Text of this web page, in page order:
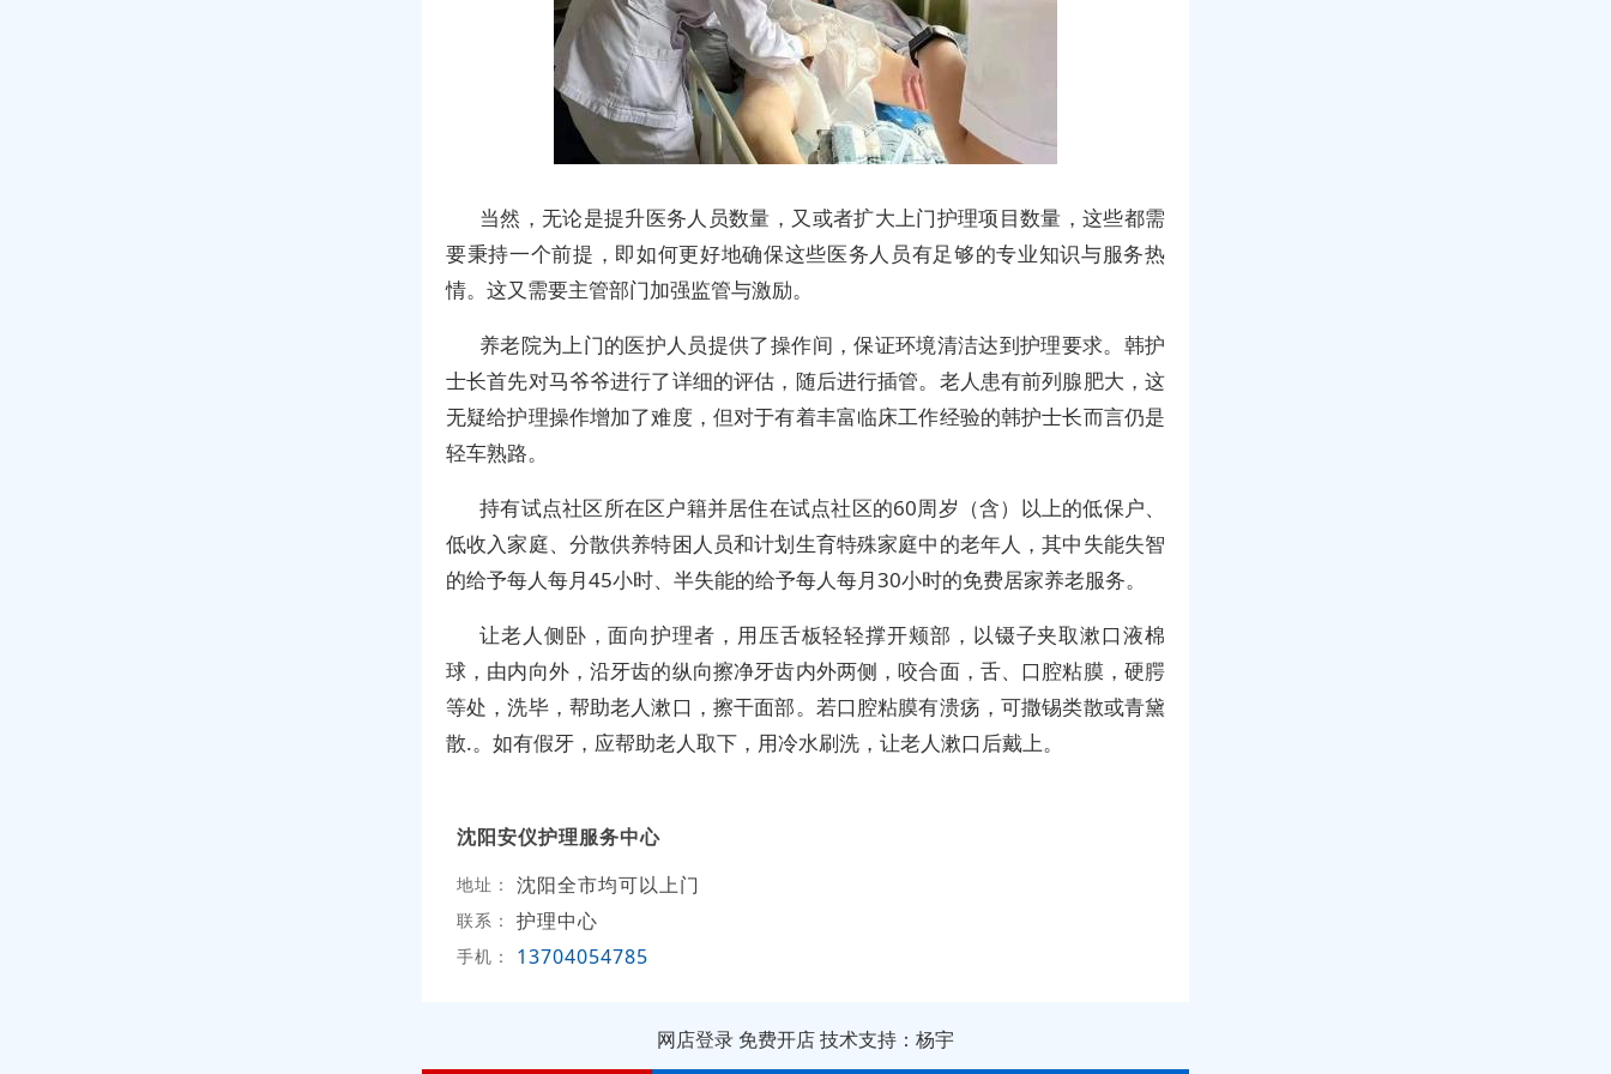
当然，无论是提升医务人员数量，又或者扩大上门护理项目数量，这些都需
要秉持一个前提，即如何更好地确保这些医务人员有足够的专业知识与服务热
情。这又需要主管部门加强监管与激励。
养老院为上门的医护人员提供了操作间，保证环境清洁达到护理要求。韩护
士长首先对马爷爷进行了详细的评估，随后进行插管。老人患有前列腺肥大，这
无疑给护理操作增加了难度，但对于有着丰富临床工作经验的韩护士长而言仍是
轻车熟路。
持有试点社区所在区户籍并居住在试点社区的60周岁（含）以上的低保户、
低收入家庭、分散供养特困人员和计划生育特殊家庭中的老年人，其中失能失智
的给予每人每月45小时、半失能的给予每人每月30小时的免费居家养老服务。
让老人侧卧，面向护理者，用压舌板轻轻撑开颊部，以镊子夹取漱口液棉
球，由内向外，沿牙齿的纵向擦净牙齿内外两侧，咬合面，舌、口腔粘膜，硬腭
等处，洗毕，帮助老人漱口，擦干面部。若口腔粘膜有溃疡，可撒锡类散或青黛
散.。如有假牙，应帮助老人取下，用冷水刷洗，让老人漱口后戴上。
沈阳安仪护理服务中心
地址： 沈阳全市均可以上门
联系： 护理中心
手机： 13704054785
网店登录 免费开店技术支持：杨宇